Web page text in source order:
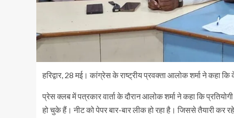
हरिद्वार, 28 मई। कांग्रेस के राष्ट्रीय प्रवक्ता आलोक शर्मा ने कहा
प्रेस क्लब में पत्रकार वार्ता के दौरान आलोक शर्मा ने कहा कि
हो चुके हैं। नीट को पेपर बार-बार लीक हो रहा है। जिससे तैयारी कर